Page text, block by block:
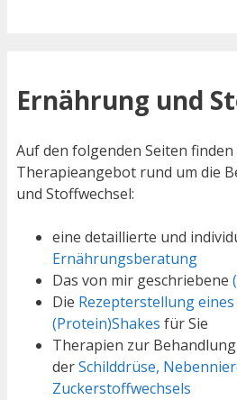
Ernährung und
Auf den folgenden Seiten finden
Therapieangebot rund um die
und Stoffwechsel:
eine detaillierte und
Ernährungsberatung
Das von mir geschriebene
Die Rezepterstellung
(Protein)Shakes für Sie
Therapien zur
derSchilddrüse,
Zuckerstoffwechsels